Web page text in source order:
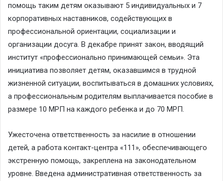
помощь таким детям оказывают 5 индивидуальных и 7
корпоративных наставников, содействующих в
профессиональной ориентации, социализации и
организации досуга. В декабре принят закон, вводящий
институт «профессионально принимающей семьи». Эта
инициатива позволяет детям, оказавшимся в трудной
жизненной ситуации, воспитываться в домашних условиях,
а профессиональным родителям выплачивается пособие в
размере 10 МРП на каждого ребенка и до 70 МРП.
Ужесточена ответственность за насилие в отношении
детей, а работа контакт-центра «111», обеспечивающего
экстренную помощь, закреплена на законодательном
уровне. Введена административная ответственность за